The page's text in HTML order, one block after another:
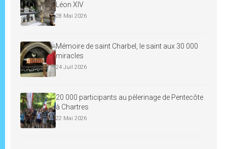
Léon XIV
28 Mai 2026
Mémoire de saint Charbel, le saint aux 30 000
miracles
24 Juil 2026
20 000 participants au pèlerinage de Pentecôte
à Chartres
22 Mai 2026